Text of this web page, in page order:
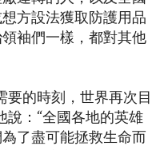
方設法獲取防護用品
袖們一樣，都對其他
要的時刻，世界再次目
說：“全國各地的英雄
了盡可能拯救生命而